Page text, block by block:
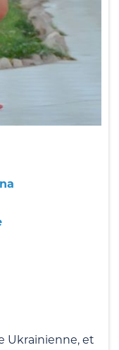
Ukrainienne, et